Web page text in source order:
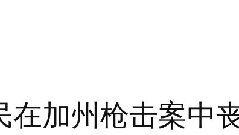
在加州枪击案中